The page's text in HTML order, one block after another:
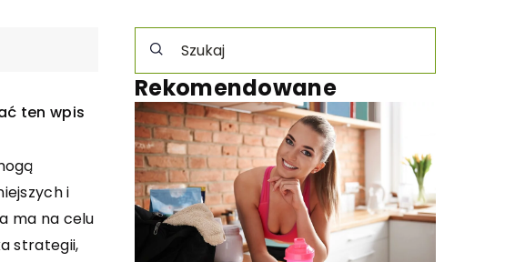
ten wpis
i
ma na celu
strategii,
Rekomendowane